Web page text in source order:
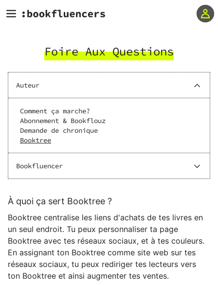
Foire Aux Questions
Auteur
Comment ça marche?
Abonnement & Bookflouz
Demande de chronique
Booktree
Bookfluencer
À quoi ça sert Booktree ?
Booktree centralise les liens d'achats de tes livres en
un seul endroit. Tu peux personnaliser ta page
Booktree avec tes réseaux sociaux, et à tes couleurs.
En assignant ton Booktree comme site web sur tes
réseaux sociaux, tu peux rediriger tes lecteurs vers
ton Booktree et ainsi augmenter tes ventes.